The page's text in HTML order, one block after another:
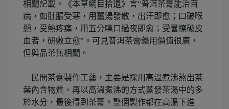
相關記載。《本草綱目拾遺》言“普洱茶膏能治百
病，如肚脹受寒，用薑湯發散，出汗即愈；口破喉
顙，受熱疼痛，用五分噙口過夜即愈；受暑擦破皮
血者，研敷立愈”。可見普洱茶膏藥用價值很廣，
但與品茶無相關。
民間茶膏製作工藝，主要是採用高溫煮沸熬出茶
葉內含物質，再以高溫煮沸的方式蒸發茶湯中的多
於水分，最後得到茶膏。整個製作都在高溫下進